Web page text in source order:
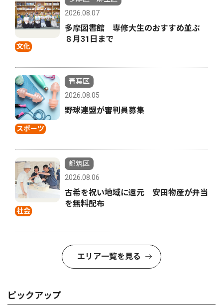
文化
2026.08.07
多摩図書館 専修大生のおすすめ並ぶ
８月31日まで
スポーツ
青葉区
2026.08.05
野球連盟が審判員募集
社会
都筑区
2026.08.06
古希を祝い地域に還元 安田物産が弁当
を無料配布
エリア一覧を見る
ピックアップ